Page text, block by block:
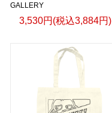
GALLERY
3,530円(税込3,884円)